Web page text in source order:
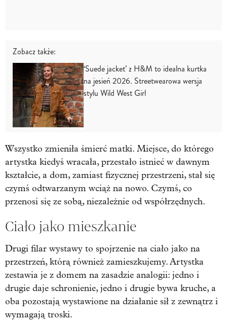
Zobacz także:
‘Suede jacket’ z H&M to idealna kurtka
na jesień 2026. Streetwearowa wersja
stylu Wild West Girl
Wszystko zmieniła śmierć matki. Miejsce, do którego
artystka kiedyś wracała, przestało istnieć w dawnym
kształcie, a dom, zamiast fizycznej przestrzeni, stał się
czymś odtwarzanym wciąż na nowo. Czymś, co
przenosi się ze sobą, niezależnie od współrzędnych.
Ciało jako mieszkanie
Drugi filar wystawy to spojrzenie na ciało jako na
przestrzeń, którą również zamieszkujemy. Artystka
zestawia je z domem na zasadzie analogii: jedno i
drugie daje schronienie, jedno i drugie bywa kruche, a
oba pozostają wystawione na działanie sił z zewnątrz i
wymagają troski.